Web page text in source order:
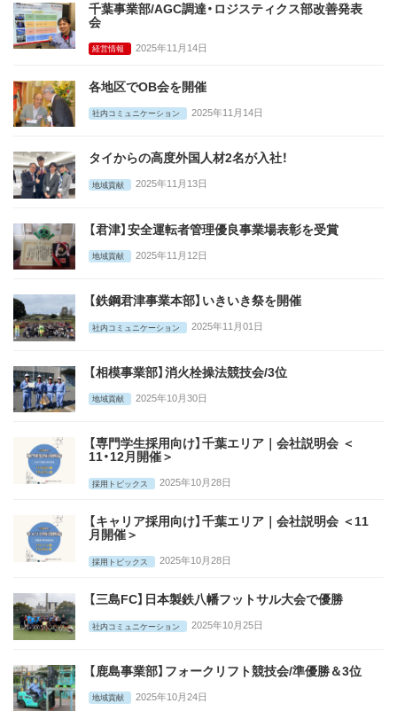
千葉事業部/AGC調達・ロジスティクス部改善発表
会
経営情報 2025年11月14日
各地区でOB会を開催
社内コミュニケーション 2025年11月14日
タイからの高度外国人材2名が入社！
地域貢献 2025年11月13日
【君津】安全運転者管理優良事業場表彰を受賞
地域貢献 2025年11月12日
【鉄鋼君津事業本部】いきいき祭を開催
社内コミュニケーション 2025年11月01日
【相模事業部】消火栓操法競技会/3位
地域貢献 2025年10月30日
【専門学生採用向け】千葉エリア｜会社説明会 ＜
11・12月開催＞
採用トピックス 2025年10月28日
【キャリア採用向け】千葉エリア｜会社説明会 ＜11
月開催＞
採用トピックス 2025年10月28日
【三島FC】日本製鉄八幡フットサル大会で優勝
社内コミュニケーション 2025年10月25日
【鹿島事業部】フォークリフト競技会/準優勝＆3位
地域貢献 2025年10月24日